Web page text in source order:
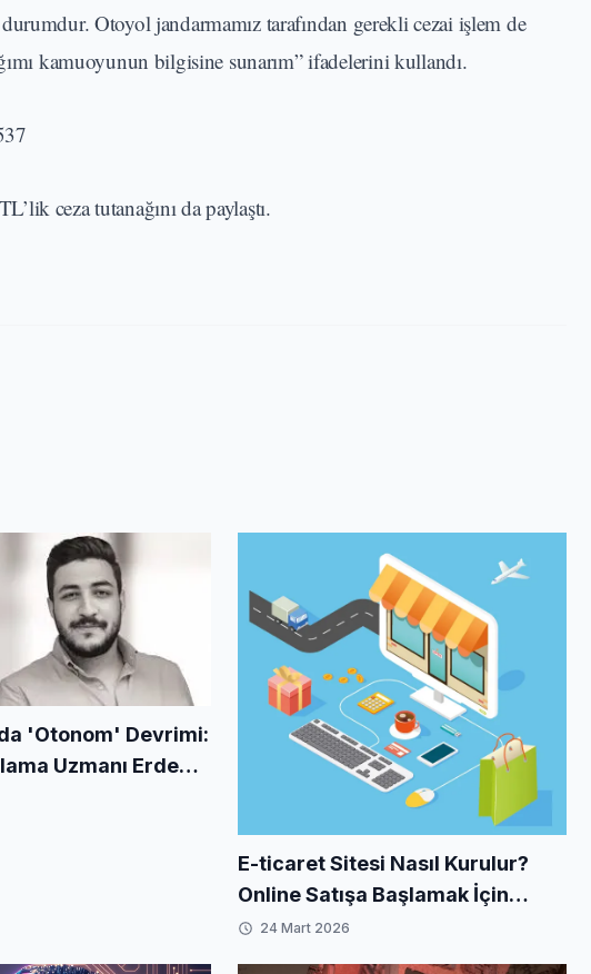
Otoyol jandarmamız tarafından gerekli cezai işlem de
kamuoyunun bilgisine sunarım” ifadelerini kullandı.
ceza tutanağını da paylaştı.
'Otonom' Devrimi:
Uzmanı Erdem
E-ticaret Sitesi Nasıl Kurulur?
Online Satışa Başlamak İçin
Kapsamlı Rehber
24 Mart 2026